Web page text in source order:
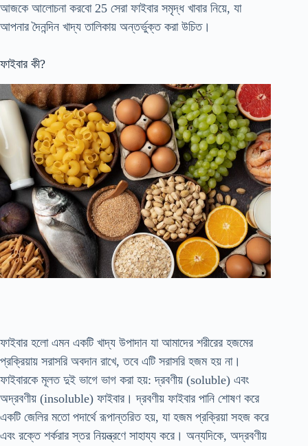
আজকে আলোচনা করবো 25 সেরা ফাইবার সমৃদ্ধ খাবার নিয়ে, যা
আপনার দৈনন্দিন খাদ্য তালিকায় অন্তর্ভুক্ত করা উচিত।
ফাইবার কী?
ফাইবার হলো এমন একটি খাদ্য উপাদান যা আমাদের শরীরের হজমের
প্রক্রিয়ায় সরাসরি অবদান রাখে, তবে এটি সরাসরি হজম হয় না।
ফাইবারকে মূলত দুই ভাগে ভাগ করা হয়: দ্রবণীয় (soluble) এবং
অদ্রবণীয় (insoluble) ফাইবার। দ্রবণীয় ফাইবার পানি শোষণ করে
একটি জেলির মতো পদার্থে রূপান্তরিত হয়, যা হজম প্রক্রিয়া সহজ করে
এবং রক্তে শর্করার স্তর নিয়ন্ত্রণে সাহায্য করে। অন্যদিকে, অদ্রবণীয়